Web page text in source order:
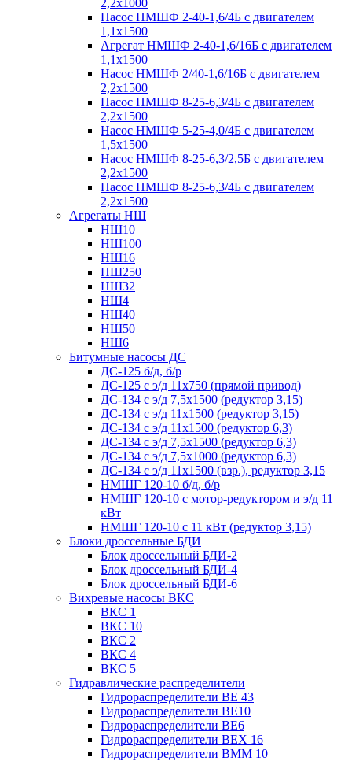
2,2х1000
Насос НМШФ 2-40-1,6/4Б с двигателем
1,1х1500
Агрегат НМШФ 2-40-1,6/16Б с двигателем
1,1х1500
Насос НМШФ 2/40-1,6/16Б с двигателем
2,2х1500
Насос НМШФ 8-25-6,3/4Б с двигателем
2,2х1500
Насос НМШФ 5-25-4,0/4Б с двигателем
1,5х1500
Насос НМШФ 8-25-6,3/2,5Б с двигателем
2,2х1500
Насос НМШФ 8-25-6,3/4Б с двигателем
2,2х1500
Агрегаты НШ
НШ10
НШ100
НШ16
НШ250
НШ32
НШ4
НШ40
НШ50
НШ6
Битумные насосы ДС
ДС-125 б/д, б/р
ДС-125 с э/д 11х750 (прямой привод)
ДС-134 с э/д 7,5х1500 (редуктор 3,15)
ДС-134 с э/д 11х1500 (редуктор 3,15)
ДС-134 с э/д 11х1500 (редуктор 6,3)
ДС-134 с э/д 7,5х1500 (редуктор 6,3)
ДС-134 с э/д 7,5х1000 (редуктор 6,3)
ДС-134 с э/д 11х1500 (взр.), редуктор 3,15
НМШГ 120-10 б/д, б/р
НМШГ 120-10 с мотор-редуктором и э/д 11
кВт
НМШГ 120-10 с 11 кВт (редуктор 3,15)
Блоки дроссельные БДИ
Блок дроссельный БДИ-2
Блок дроссельный БДИ-4
Блок дроссельный БДИ-6
Вихревые насосы ВКС
ВКС 1
ВКС 10
ВКС 2
ВКС 4
ВКС 5
Гидравлические распределители
Гидрораспределители ВЕ 43
Гидрораспределители ВЕ10
Гидрораспределители ВЕ6
Гидрораспределители ВЕХ 16
Гидрораспределители ВММ 10